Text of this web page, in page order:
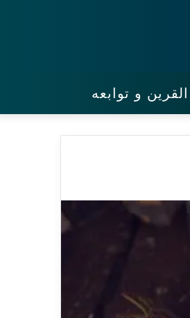
القرين و توابعه